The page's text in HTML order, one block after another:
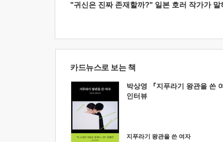
"귀신은 진짜 존재할까?" 일본 호러 작가가
카드뉴스로 보는 책
박상영 『지푸라기 왕관을 쓴
인터뷰
지푸라기 왕관을 쓴 여자